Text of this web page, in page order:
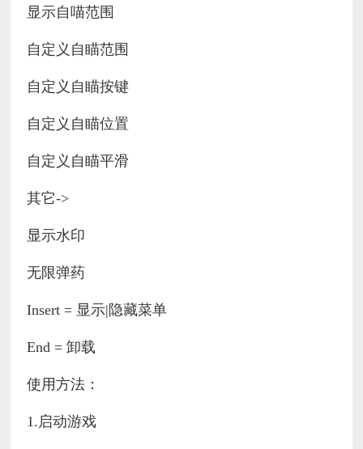
显示自喵范围
自定义自瞄范围
自定义自瞄按键
自定义自瞄位置
自定义自瞄平滑
其它->
显示水印
无限弹药
Insert = 显示|隐藏菜单
End = 卸载
使用方法：
1.启动游戏